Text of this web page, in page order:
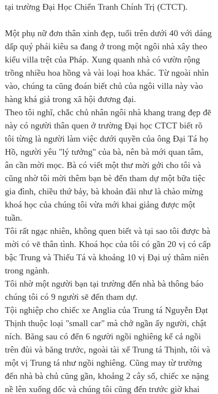
tại trường Đại Học Chiến Tranh Chính Trị (CTCT).
Một phụ nữ đơn thân xinh đẹp, tuổi trên dưới 40 với dáng
dấp quý phái kiêu sa đang ở trong một ngôi nhà xây theo
kiểu villa trệt của Pháp. Xung quanh nhà có vườn rộng
trồng nhiều hoa hồng và vài loại hoa khác. Từ ngoài nhìn
vào, chúng ta cũng đoán biết chủ của ngôi villa này vào
hàng khá giả trong xã hội đương đại.
Theo tôi nghĩ, chắc chủ nhân ngôi nhà khang trang đẹp đẽ
này có người thân quen ở trường Đại học CTCT biết rõ
tôi từng là người làm việc dưới quyền của ông Đại Tá họ
Hồ, người yêu "lý tưởng" của bà, nên bà mới quan tâm,
ân cần mời mọc. Bà có viết một thư mời gởi cho tôi và
cũng nhờ tôi mời thêm bạn bè đến tham dự một bữa tiệc
gia đình, chiều thứ bảy, bà khoản đãi như là chào mừng
khoá học của chúng tôi vừa mới khai giảng được một
tuần.
Tôi rất ngạc nhiên, không quen biết và tại sao tôi được bà
mời có vẽ thân tình. Khoá học của tôi có gần 20 vị có cấp
bậc Trung và Thiếu Tá và khoảng 10 vị Đại uý thâm niên
trong ngành.
Tôi nhờ một người bạn tại trường đến nhà bà thông báo
chúng tôi có 9 người sẽ đến tham dự.
Tội nghiệp cho chiếc xe Anglia của Trung tá Nguyễn Đạt
Thịnh thuộc loại "small car" mà chở ngần ấy người, chật
ních. Băng sau có đến 6 người ngồi nghiêng kể cả ngồi
trên đùi và băng trước, ngoài tài xế Trung tá Thịnh, tôi và
một vị Trung tá như ngồi nghiêng. Cũng may từ trường
đến nhà bà chủ cũng gần, khoảng 2 cây số, chiếc xe nặng
nề lên xuống dốc và chúng tôi cũng đến trước giờ khai